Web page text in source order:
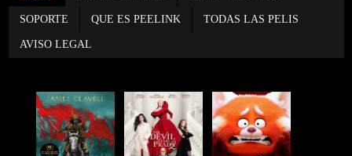
SOPORTE QUE ES PEELINK TODAS LAS PELIS
AVISO LEGAL